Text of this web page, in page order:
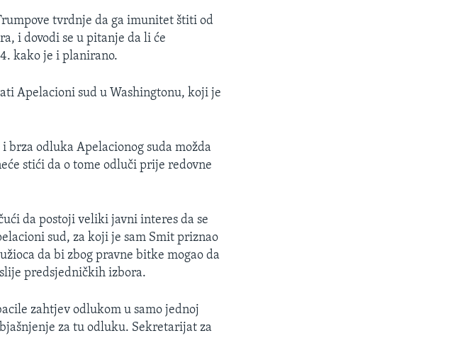
tvrdnje da ga imunitet štiti od
i dovodi se u pitanje da li će
kako je i planirano.
Apelacioni sud u Washingtonu, koji je
brza odluka Apelacionog suda možda
stići da o tome odluči prije redovne
da postoji veliki javni interes da se
sud, za koji je sam Smit priznao
da bi zbog pravne bitke mogao da
predsjedničkih izbora.
zahtjev odlukom u samo jednoj
za tu odluku. Sekretarijat za